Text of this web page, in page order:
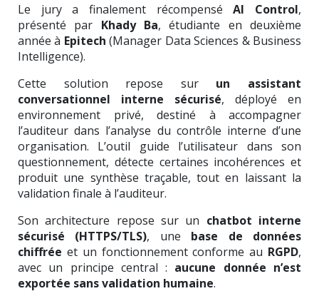
Le jury a finalement récompenséAI Control,
présenté par Khady Ba, étudiante en deuxième
année à Epitech (Manager Data Sciences & Business
Intelligence).
Cette solution repose sur un assistant
conversationnel interne sécurisé, déployé en
environnement privé, destiné à accompagner
l’auditeur dans l’analyse du contrôle interne d’une
organisation. L’outil guide l’utilisateur dans son
questionnement, détecte certaines incohérences et
produit une synthèse traçable, tout en laissant la
validation finale à l’auditeur.
Son architecture repose sur un chatbot interne
sécurisé (HTTPS/TLS), une base de données
chiffrée et un fonctionnement conforme au RGPD,
avec un principe central : aucune donnée n’est
exportée sans validation humaine.